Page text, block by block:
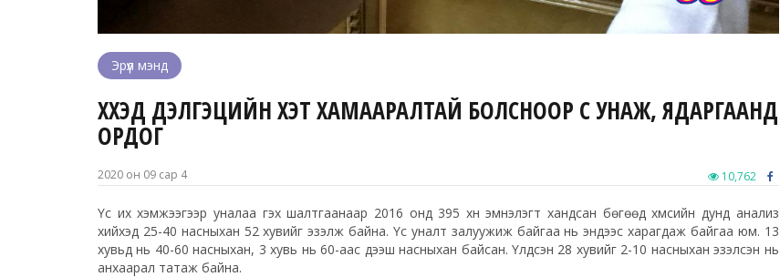
Эрүүл мэнд
ХҮҮХЭД ДЭЛГЭЦИЙН ХЭТ ХАМААРАЛТАЙ БОЛСНООР ҮС УНАЖ, ЯДАРГААНД
ОРДОГ
2020 он 09 сар 4 10,762
Үс их хэмжээгээр уналаа гэх шалтгаанаар 2016 онд 395 хүн эмнэлэгт хандсан бөгөөд хүмүүсийн дунд анализ
хийхэд 25-40 насныхан 52 хувийг эзэлж байна. Үс уналт залуужиж байгаа нь эндээс харагдаж байгаа юм. 13
хувьд нь 40-60 насныхан, 3 хувь нь 60-аас дээш насныхан байсан. Үлдсэн 28 хувийг 2-10 насныхан эзэлсэн нь
анхаарал татаж байна.